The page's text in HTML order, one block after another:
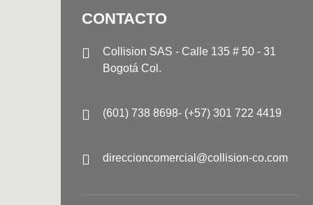
CONTACTO
Collision SAS - Calle 135 # 50 - 31
Bogotá Col.
(601) 738 8698- (+57) 301 722 4419
direccioncomercial@collision-co.com